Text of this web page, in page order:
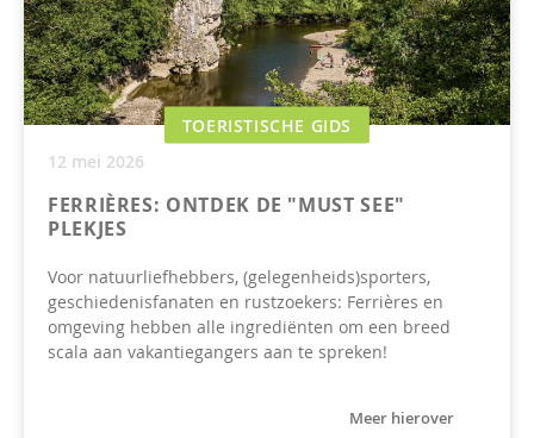
TOERISTISCHE GIDS
12 mei 2026
FERRIÈRES: ONTDEK DE "MUST SEE"
PLEKJES
Voor natuurliefhebbers, (gelegenheids)sporters,
geschiedenisfanaten en rustzoekers: Ferrières en
omgeving hebben alle ingrediënten om een breed
scala aan vakantiegangers aan te spreken!
Meer hierover